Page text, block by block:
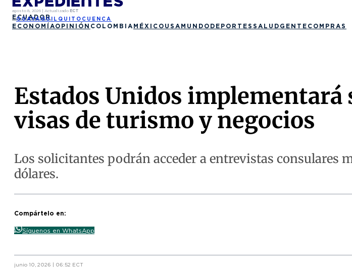
agosto 8, 2026 | Actualizado ECT
ECUADOR
GUAYAQUIL QUITO CUENCA
ECONOMÍAOPINIÓN COLOMBIA MÉXICO USA MUNDO DEPORTES SALUD GENTE COMPRAS
Estados Unidos implementará
visas de turismo y negocios
Los solicitantes podrán acceder a entrevistas consulares
dólares.
Compártelo en:
Síguenos en WhatsApp
junio 10, 2026 | 06:52 ECT